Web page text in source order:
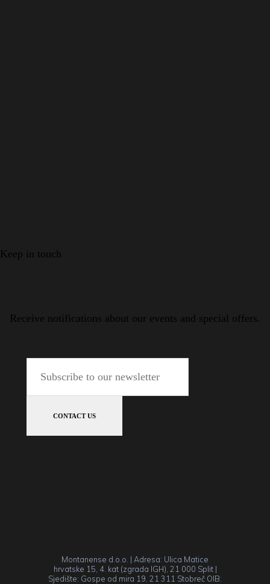
Keep in touch
Receive notifications about our events and special offers.
Montanense d.o.o. | Adresa: Ulica Matice
hrvatske 15, 4. kat (zgrada IGH), 21 000 Split |
Sjedište: Gospe od mira 19, 21 311 Stobreč OIB: